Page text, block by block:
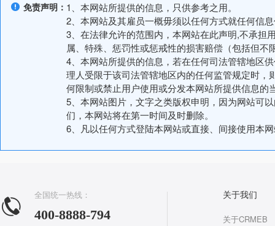
免责声明： 1、本网站所提供的信息，只供参考之用。
2、本网站及其雇员一概毋须以任何方式就任何信
3、在法律允许的范围内，本网站在此声明,不承担
属、特殊、惩罚性或惩戒性的损害赔偿（包括但
4、本网站所提供的信息，若在任何司法管辖地区
理人受限于该司法管辖地区内的任何监管规定时
何限制或禁止用户使用或分发本网站所提供信息的
5、本网站图片，文字之类版权申明，因为网站可
们，本网站将在第一时间及时删除。
6、凡以任何方式登陆本网站或直接、间接使用本
全国统一热线：
400-8888-794
关于我们
关于CRMEB